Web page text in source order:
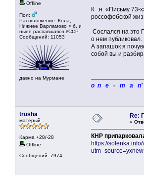
Offline
Пол:
Расположение: Кола,
Нижнее Варламово > б. и
ныне распавшаяся УССР
Сообщений: 11053
давно на Мурмане
К .н. «Письму 73-
россофобской
Сослался на это
о нем публиковал.
А запашок я
собой вы и
o n e - m a
trusha
матерый
Карма +28/-28
Offline
Сообщений: 7974
Re:
«
КНР
https://